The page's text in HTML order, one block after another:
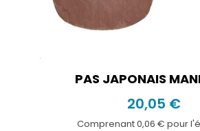
PAS JAPONAIS
20,05 €
Comprenant 0,06 € pour